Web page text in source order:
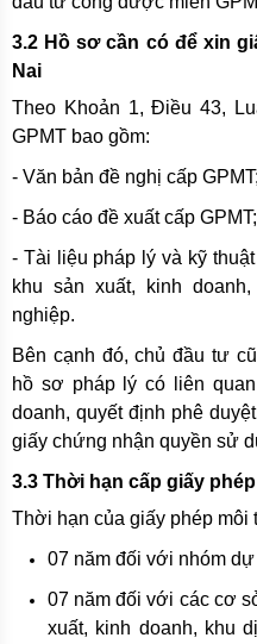
3.2 Hồ sơ cần có để xin
Nai
Theo Khoản 1, Điều 43,
GPMT bao gồm:
- Văn bản đề nghị cấp GPMT;
- Báo cáo đề xuất cấp GPMT;
- Tài liệu pháp lý và kỹ
khu sản xuất, kinh
nghiệp.
Bên cạnh đó, chủ đầu tư
hồ sơ pháp lý có liên
doanh, quyết định phê
giấy chứng nhận quyền sử
3.3 Thời hạn cấp giấy
Thời hạn của giấy phép
07 năm đối với nhóm
07 năm đối với các cơ
xuất, kinh doanh, khu